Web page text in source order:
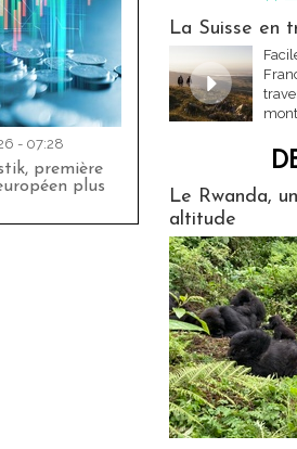
- 07:28
première
plus
La Suisse en
Le Rwanda,
altitude